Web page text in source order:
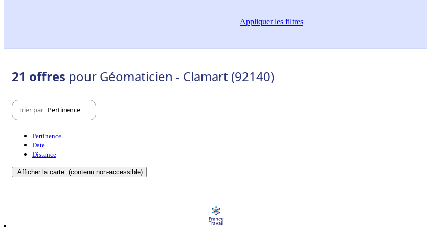
Appliquerles filtres
21 offres pour Géomaticien - Clamart (92140)
Trier par Pertinence
Pertinence
Date
Distance
Afficher la carte (contenu non-accessible)